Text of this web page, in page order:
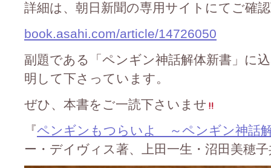
詳細は、朝日新聞の専用サイトにてご確
book.asahi.com/article/14726050
副題である「ペンギン神話解体新書」に
明して下さっています。
ぜひ、本書をご一読下さいませ
『ペンギンもつらいよ ～ペンギン神話
ー・デイヴィス著、上田一生・沼田美穂